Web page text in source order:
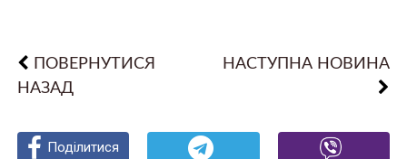
ПОВЕРНУТИСЯ
НАЗАД
НАСТУПНА НОВИНА
Поділитися